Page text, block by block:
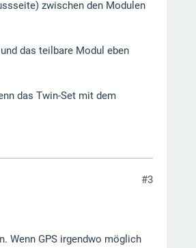
zwischen den Modulen
das teilbare Modul eben
das Twin-Set mit dem
#3
Wenn GPS irgendwo möglich